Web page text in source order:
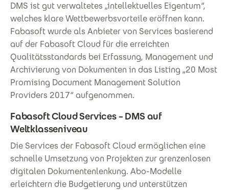
DMS ist gut verwaltetes „intellektuelles Eigentum“,
welches klare Wettbewerbsvorteile eröffnen kann.
Fabasoft wurde als Anbieter von Services basierend
auf der Fabasoft Cloud für die erreichten
Qualitätsstandards bei Erfassung, Management und
Archivierung von Dokumenten in das Listing „20 Most
Promising Document Management Solution
Providers 2017“ aufgenommen.
Fabasoft Cloud Services – DMS auf
Weltklasseniveau
Die Services der Fabasoft Cloud ermöglichen eine
schnelle Umsetzung von Projekten zur grenzenlosen
digitalen Dokumentenlenkung. Abo-Modelle
erleichtern die Budgetierung und unterstützen